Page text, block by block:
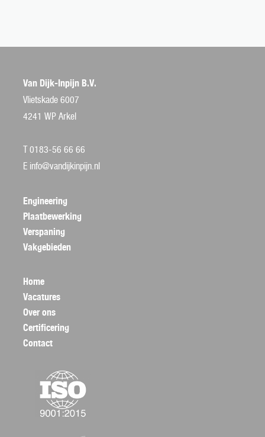
Van Dijk-Inpijn B.V.
Vlietskade 6007
4241 WP Arkel
T 0183-56 66 66
E info@vandijkinpijn.nl
Engineering
Plaatbewerking
Verspaning
Vakgebieden
Home
Vacatures
Over ons
Certificering
Contact